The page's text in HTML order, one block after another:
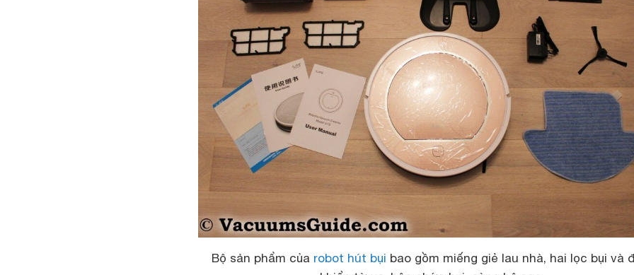
Bộ sản phẩm của robot hút bụi bao gồm miếng giẻ lau nhà, hai lọc bụi và